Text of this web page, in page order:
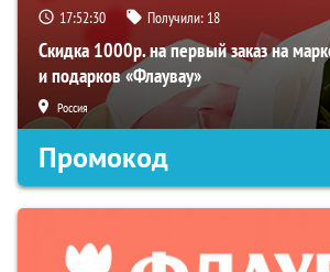
17:52:29 Получили: 18
Скидка 1000р. на первый заказ на
и подарков «Флаувау»
Россия
Промокод